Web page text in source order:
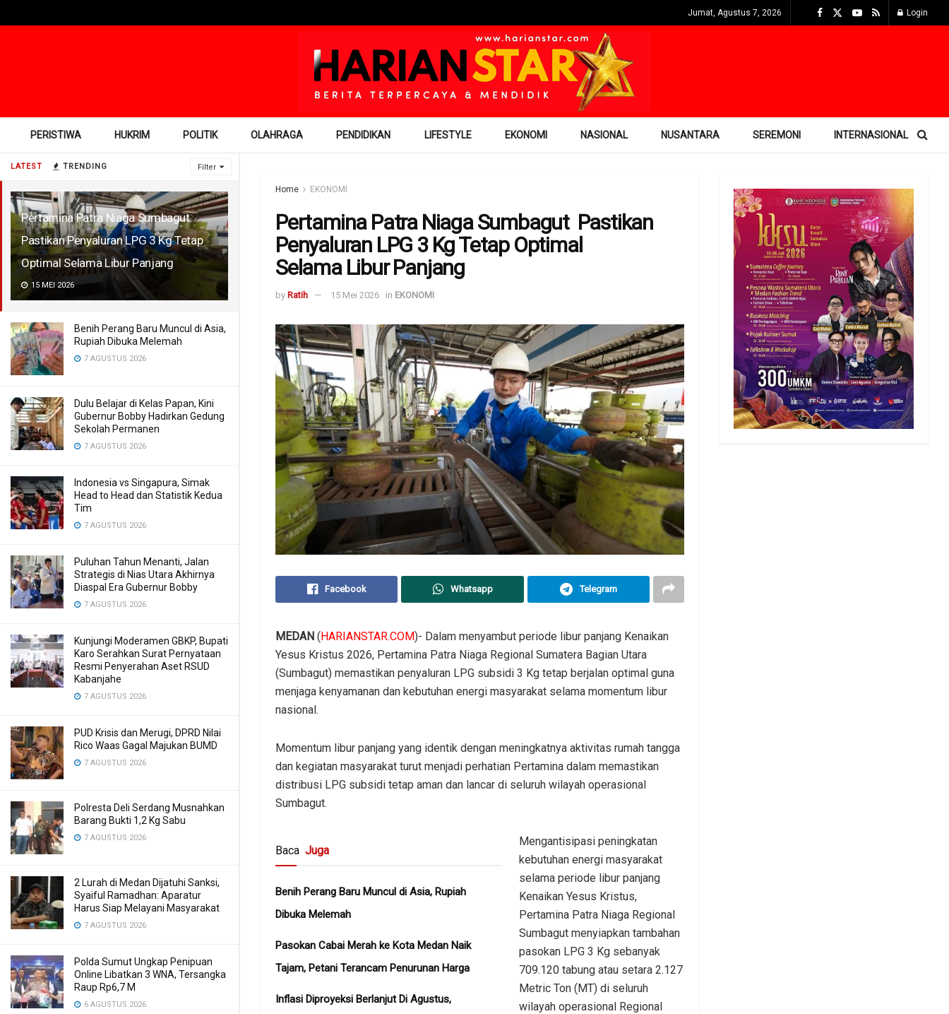
LATEST TRENDING Filter
Pertamina Patra Niaga Sumbagut
Pastikan Penyaluran LPG 3 Kg Tetap
Optimal Selama Libur Panjang
15 MEI 2026
Benih Perang Baru Muncul di Asia,
Rupiah Dibuka Melemah
7 AGUSTUS 2026
Dulu Belajar di Kelas Papan, Kini
Gubernur Bobby Hadirkan Gedung
Sekolah Permanen
7 AGUSTUS 2026
Indonesia vs Singapura, Simak
Head to Head dan Statistik Kedua
Tim
7 AGUSTUS 2026
Puluhan Tahun Menanti, Jalan
Strategis di Nias Utara Akhirnya
Diaspal Era Gubernur Bobby
7 AGUSTUS 2026
Kunjungi Moderamen GBKP, Bupati
Karo Serahkan Surat Pernyataan
Resmi Penyerahan Aset RSUD
Kabanjahe
7 AGUSTUS 2026
PUD Krisis dan Merugi, DPRD Nilai
Rico Waas Gagal Majukan BUMD
7 AGUSTUS 2026
Polresta Deli Serdang Musnahkan
Barang Bukti 1,2 Kg Sabu
7 AGUSTUS 2026
2 Lurah di Medan Dijatuhi Sanksi,
Syaiful Ramadhan: Aparatur
Harus Siap Melayani Masyarakat
7 AGUSTUS 2026
Polda Sumut Ungkap Penipuan
Online Libatkan 3 WNA, Tersangka
Raup Rp6,7 M
6 AGUSTUS 2026
Jumat, Agustus 7, 2026 Login
PERISTIWA HUKRIM POLITIK OLAHRAGA PENDIDIKAN LIFESTYLE EKONOMI NASIONAL NUSANTARA SEREMONI INTERNASIONAL
Home EKONOMI
Pertamina Patra Niaga Sumbagut Pastikan
Penyaluran LPG 3 Kg Tetap Optimal
Selama Libur Panjang
by Ratih 15 Mei 2026 in EKONOMI
Facebook Whatsapp Telegram
MEDAN (HARIANSTAR.COM)- Dalam menyambut periode libur panjang Kenaikan
Yesus Kristus 2026, Pertamina Patra Niaga Regional Sumatera Bagian Utara
(Sumbagut) memastikan penyaluran LPG subsidi 3 Kg tetap berjalan optimal guna
menjaga kenyamanan dan kebutuhan energi masyarakat selama momentum libur
nasional.
Momentum libur panjang yang identik dengan meningkatnya aktivitas rumah tangga
dan kegiatan masyarakat turut menjadi perhatian Pertamina dalam memastikan
distribusi LPG subsidi tetap aman dan lancar di seluruh wilayah operasional
Sumbagut.
Baca Juga
Benih Perang Baru Muncul di Asia, Rupiah
Dibuka Melemah
Pasokan Cabai Merah ke Kota Medan Naik
Tajam, Petani Terancam Penurunan Harga
Inflasi Diproyeksi Berlanjut Di Agustus,
Mengantisipasi peningkatan
kebutuhan energi masyarakat
selama periode libur panjang
Kenaikan Yesus Kristus,
Pertamina Patra Niaga Regional
Sumbagut menyiapkan tambahan
pasokan LPG 3 Kg sebanyak
709.120 tabung atau setara 2.127
Metric Ton (MT) di seluruh
wilayah operasional Regional